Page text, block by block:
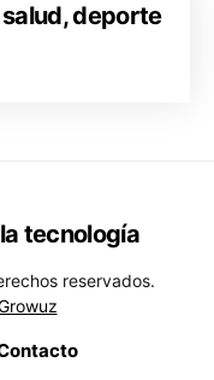
salud, deporte
tecnología
reservados.